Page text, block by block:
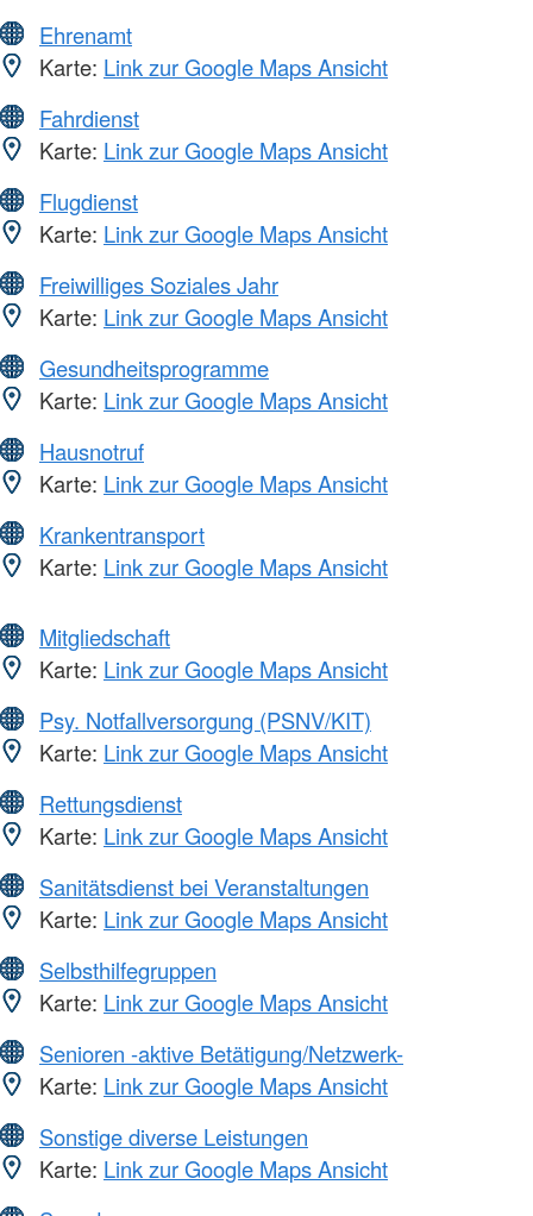
Ehrenamt
Karte: Link zur Google Maps Ansicht
Fahrdienst
Karte: Link zur Google Maps Ansicht
Flugdienst
Karte: Link zur Google Maps Ansicht
Freiwilliges Soziales Jahr
Karte: Link zur Google Maps Ansicht
Gesundheitsprogramme
Karte: Link zur Google Maps Ansicht
Hausnotruf
Karte: Link zur Google Maps Ansicht
Krankentransport
Karte: Link zur Google Maps Ansicht
Mitgliedschaft
Karte: Link zur Google Maps Ansicht
Psy. Notfallversorgung (PSNV/KIT)
Karte: Link zur Google Maps Ansicht
Rettungsdienst
Karte: Link zur Google Maps Ansicht
Sanitätsdienst bei Veranstaltungen
Karte: Link zur Google Maps Ansicht
Selbsthilfegruppen
Karte: Link zur Google Maps Ansicht
Senioren -aktive Betätigung/Netzwerk-
Karte: Link zur Google Maps Ansicht
Sonstige diverse Leistungen
Karte: Link zur Google Maps Ansicht